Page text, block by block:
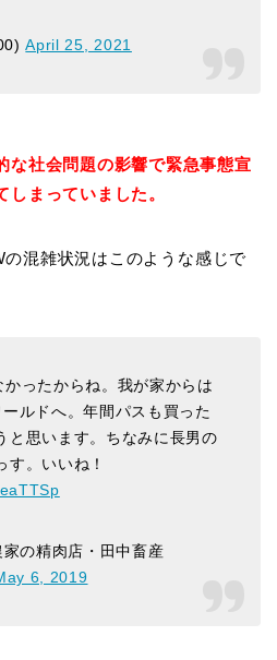
April 25, 2021
な社会問題の影響で緊急事態宣
まっていました。
混雑状況はこのような感じで
ったからね。我が家からは
ルドへ。年間パスも買った
と思います。ちなみに長男の
す。いいね！
の精肉店・田中畜産
6, 2019